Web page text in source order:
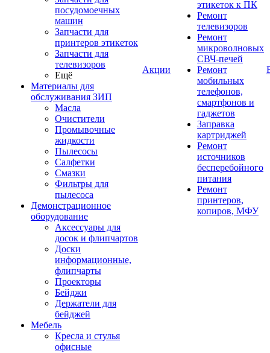
посудомоечных
машин
Запчасти для
принтеров этикеток
Запчасти для
телевизоров
Ещё
Материалы для
обслуживания ЗИП
Масла
Очистители
Промывочные
жидкости
Пылесосы
Салфетки
Смазки
Фильтры для
пылесоса
Демонстрационное
оборудование
Аксессуары для
досок и флипчартов
Доски
информационные,
флипчарты
Проекторы
Бейджи
Держатели для
бейджей
Мебель
Кресла и стулья
офисные
Акции
этикеток к ПК
Ремонт
телевизоров
Ремонт
микроволновых
СВЧ-печей
Ремонт
мобильных
телефонов,
смартфонов и
гаджетов
Заправка
картриджей
Ремонт
источников
бесперебойного
питания
Ремонт
принтеров,
копиров, МФУ